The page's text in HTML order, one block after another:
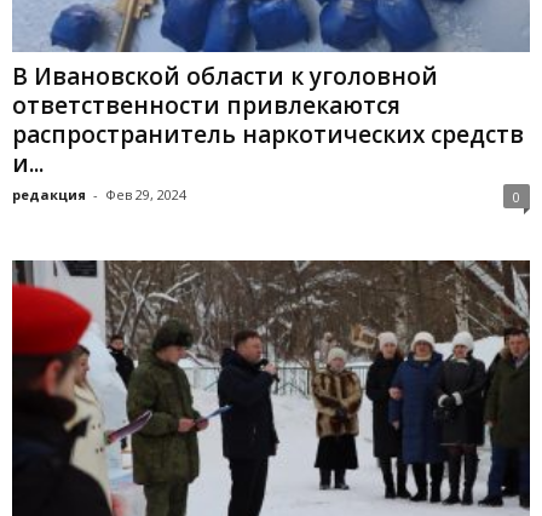
В Ивановской области к уголовной
ответственности привлекаются
распространитель наркотических средств
и...
редакция - Фев 29, 2024 0